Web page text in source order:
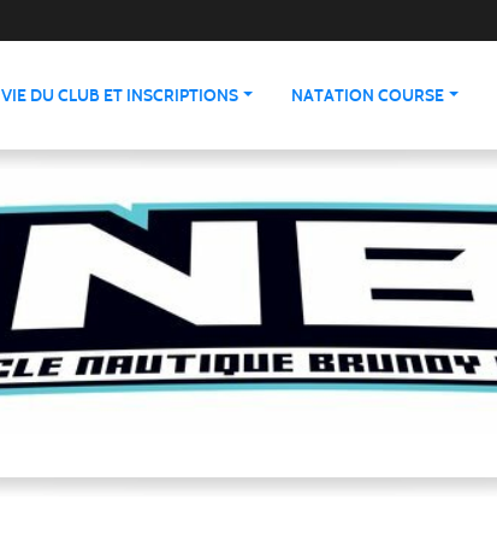
VIE DU CLUB ET INSCRIPTIONS NATATION COURSE